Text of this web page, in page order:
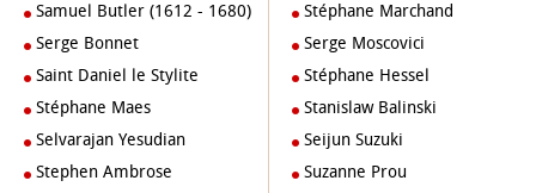
Samuel Butler (1612 - 1680)
Serge Bonnet
Saint Daniel le Stylite
Stéphane Maes
Selvarajan Yesudian
Stephen Ambrose
Stéphane Marchand
Serge Moscovici
Stéphane Hessel
Stanislaw Balinski
Seijun Suzuki
Suzanne Prou